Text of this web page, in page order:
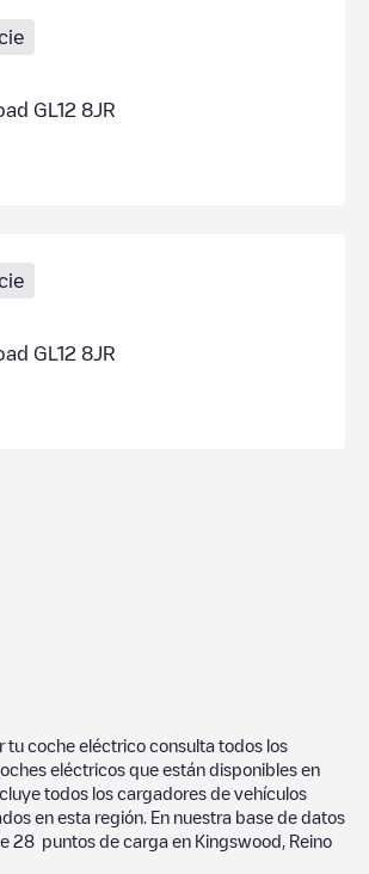
GL12 8JR
GL12 8JR
tu coche eléctrico consulta todos los
eléctricos que están disponibles en
todos los cargadores de vehículos
en esta región. En nuestra base de datos
28 puntos de carga en Kingswood Reino